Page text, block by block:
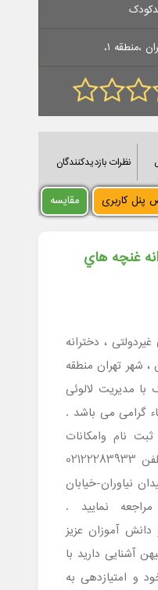
،منطقه 1،
نظرات بازدیدکنندگان
پنل کاربری مقایسه
غنچه هاي
، دخترانه
، شهر تهران منطقه
مدیریت لالوئی
گرامی می باشد .
نام وامکانات
غنچه هاي ميهن با شماره تلفن 02122283933
نیاوران-خیابان
شفیعی-خیابان آهو-پلاک2 مراجعه نمایید .
آموزان عزیز
آشنایی دارید با
و امتیازدهی به